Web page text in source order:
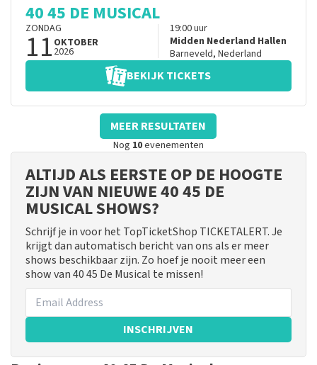
40 45 DE MUSICAL
ZONDAG
11 OKTOBER
2026
19:00uur
Midden Nederland Hallen
Barneveld, Nederland
BEKIJK TICKETS
MEER RESULTATEN
Nog 10evenementen
ALTIJD ALS EERSTE OP DE HOOGTE
ZIJN VAN NIEUWE 40 45 DE
MUSICAL SHOWS?
Schrijf je in voor het TopTicketShop TICKETALERT. Je
krijgt dan automatisch bericht van ons als er meer
shows beschikbaar zijn. Zo hoef je nooit meer een
show van 40 45 De Musical te missen!
INSCHRIJVEN